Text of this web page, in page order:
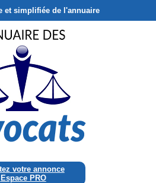
et simplifiée de l'annuaire
votre annonce
Espace PRO